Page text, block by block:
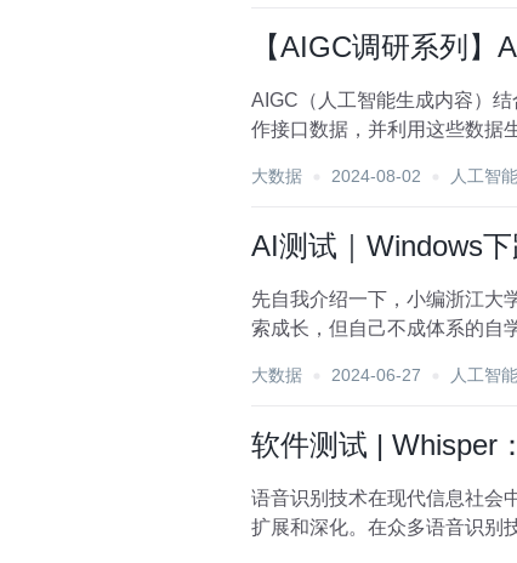
【AIGC调研系列
AIGC（人工智能生成内容）
作接口数据，并利用这些数据
大数据 2024-08-02 人工智能
AI测试｜Windows
先自我介绍一下，小编浙江大学毕业，去过华为
索成长，但自己不成体系的自学效果低效又漫
大数据 2024-06-27 人工智能
软件测试 | Whisper
语音识别技术在现代信息社会
扩展和深化。在众多语音识别